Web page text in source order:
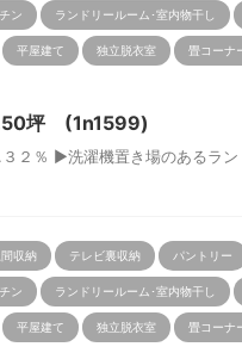
ン ランドリールーム･室内物干し
平屋建て 独立脱衣室 畳コーナ
坪 (1n1599)
％ ▶洗濯機置き場のあるラン
収納 テレビ裏収納 パントリー
ン ランドリールーム･室内物干し
平屋建て 独立脱衣室 畳コーナ